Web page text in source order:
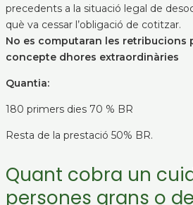
precedents a la situació legal de
què va cessar l’obligació de cotitzar.
No es computaran les retribucions
concepte dhores extraordinàries
Quantia:
180 primers dies 70 % BR
Resta de la prestació 50% BR.
Quant cobra un
persones grans o